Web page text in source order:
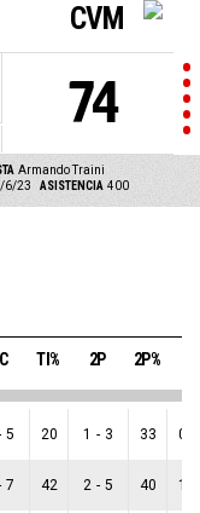
CVM
74
Armando Traini
6/23 ASISTENCIA 400
TI% 2P 2P%
5 20 1 - 3 33 0
7 42 2 - 5 40 1